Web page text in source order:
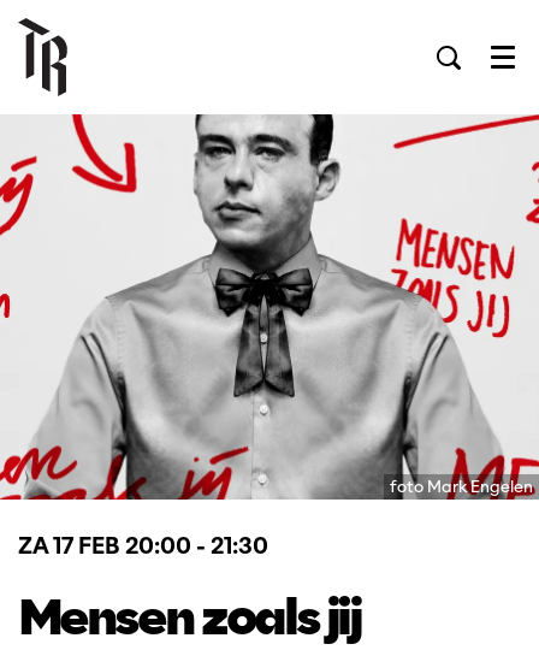
foto Mark Engelen
Mensen zoals jij
ZA 17 FEB 20:00 - 21:30